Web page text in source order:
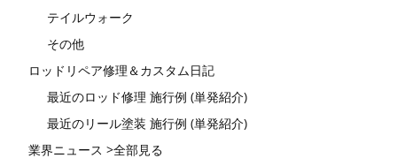
テイルウォーク
その他
ロッドリペア修理＆カスタム日記
最近のロッド修理 施行例 (単発紹介)
最近のリール塗装 施行例 (単発紹介)
業界ニュース >全部見る